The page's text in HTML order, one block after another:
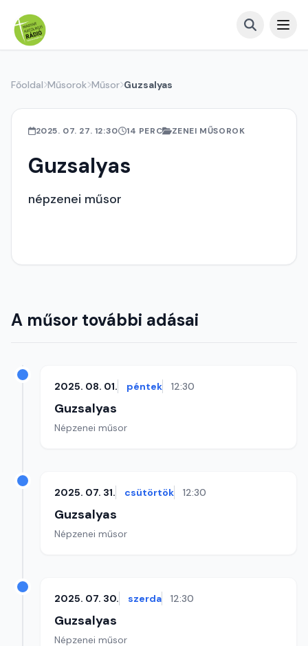
Főoldal Műsorok Műsor Guzsalyas
2025. 07. 27. 12:30 14 PERC ZENEI MŰSOROK
Guzsalyas
népzenei műsor
A műsor további adásai
2025. 08. 01. péntek 12:30
Guzsalyas
Népzenei műsor
2025. 07. 31. csütörtök 12:30
Guzsalyas
Népzenei műsor
2025. 07. 30. szerda 12:30
Guzsalyas
Népzenei műsor